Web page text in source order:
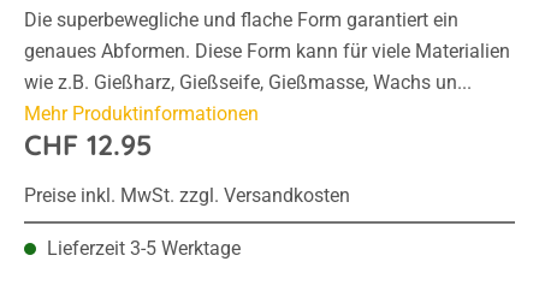
Die superbewegliche und flache Form garantiert ein
genaues Abformen. Diese Form kann für viele Materialien
wie z.B. Gießharz, Gießseife, Gießmasse, Wachs un...
Mehr Produktinformationen
CHF 12.95
Preise inkl. MwSt. zzgl. Versandkosten
Lieferzeit 3-5 Werktage